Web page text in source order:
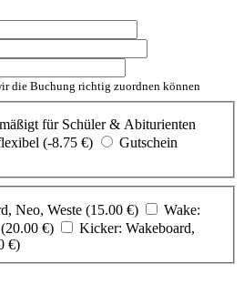
die Buchung richtig zuordnen können
für Schüler & Abiturienten
(-8.75 €)
Gutschein
Neo, Weste (15.00 €)
Wake:
€)
Kicker: Wakeboard,
€)